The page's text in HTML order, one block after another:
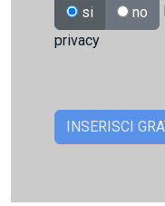
si no
privacy